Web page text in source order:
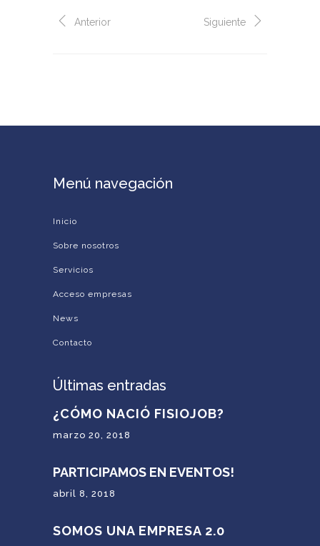
Anterior Siguiente
Menú navegación
Inicio
Sobre nosotros
Servicios
Acceso empresas
News
Contacto
Últimas entradas
¿CÓMO NACIÓ FISIOJOB?
marzo 20, 2018
PARTICIPAMOS EN EVENTOS!
abril 8, 2018
SOMOS UNA EMPRESA 2.0